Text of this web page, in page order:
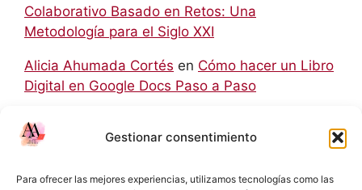
Gestionar consentimiento
Para ofrecer las mejores experiencias, utilizamos tecnologías como las
Colaborativo Basado en Retos: Una
Metodología para el Siglo XXI
Alicia Ahumada Cortés en Cómo hacer un Libro
Digital en Google Docs Paso a Paso
hello world
en Retos: Una Metodología para el Siglo XXI
RodolfoenCómo hacer un Libro Digital en